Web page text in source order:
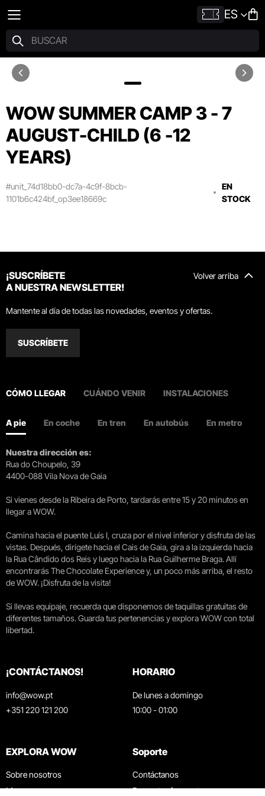
ES
WOW SUMMER CAMP 3 - 7
AUGUST-CHILD (6 -12
YEARS)
#unit_74d18bb0-dc7a-4c9f-8bcb-
1101b6c424bf_op3ee18669c
EN
STOCK
Volver arriba
¡SUSCRÍBETE
A NUESTRA NEWSLETTER!
Mantente al día de todas las novedades, eventos y ofertas.
SUSCRÍBETE
CÓMO LLEGAR CUÁNDO VENIR INSTALACIONES
A pie En coche En tren En autobús En metro
Nuestra dirección es:
Rua do Choupelo, 39
4400-088 Vila Nova de Gaia
Si vienes desde la Ribeira de Porto, tardarás entre 15 y 20 minutos en
llegar a WOW.
Camina hacia el puente Luís I, cruza por el nivel inferior y disfruta de las
vistas. Después, dirígete hacia el Cais de Gaia, gira a la izquierda hacia
la Rua Cândido dos Reis y luego hacia la Rua Guilherme Braga. Allí
encontrarás The Chocolate Experience y, un poco más arriba, el resto
de WOW. ¡Disfruta de la visita!
Si llevas equipaje, recuerda que disponemos de taquillas gratuitas de
diferentes tamaños. Guarda tus pertenencias y explora WOW con total
libertad.
¡CONTÁCTANOS!
info@wow.pt
+351 220 121 200
HORARIO
De lunes a domingo
10:00 - 01:00
EXPLORA WOW
Sobre nosotros
Museos
Soporte
Contáctanos
Preguntas frecuentes